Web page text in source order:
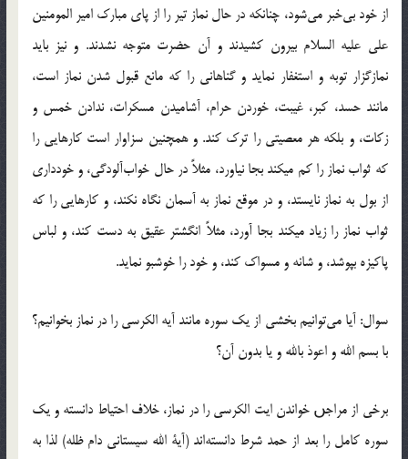
از خود بی‌خبر می‌شود، چنانکه در حال نماز تیر را از پای مبارک امیر المومنین
علی علیه السلام بیرون کشیدند و آن حضرت متوجه نشدند. و نیز باید
نمازگزار توبه و استغفار نماید و گناهانی را که مانع قبول شدن نماز است،
مانند حسد، کبر، غیبت، خوردن حرام، آشامیدن مسکرات، ندادن خمس و
زکات، و بلکه هر معصیتی را ترک کند. و همچنین سزاوار است کارهایی را
که ثواب نماز را کم میکند بجا نیاورد، مثلاً در حال خواب‌آلودگی، و خودداری
از بول به نماز نایستد، و در موقع نماز به آسمان نگاه نکند، و کارهایی را که
ثواب نماز را زیاد میکند بجا آورد، مثلاً انگشتر عقیق به دست کند، و لباس
پاکیزه بپوشد، و شانه و مسواک کند، و خود را خوشبو نماید.
سوال: آیا می‌توانیم بخشی از یک سوره مانند آیه الکرسی را در نماز بخوانیم؟
با بسم الله و اعوذ بالله و یا بدون آن؟
برخی از مراجں خواندن ایت الکرسی را در نماز، خلاف احتیاط دانسته و یک
سوره کامل را بعد از حمد شرط دانسته‌اند (آیة الله سیستانی دام ظله) لذا به